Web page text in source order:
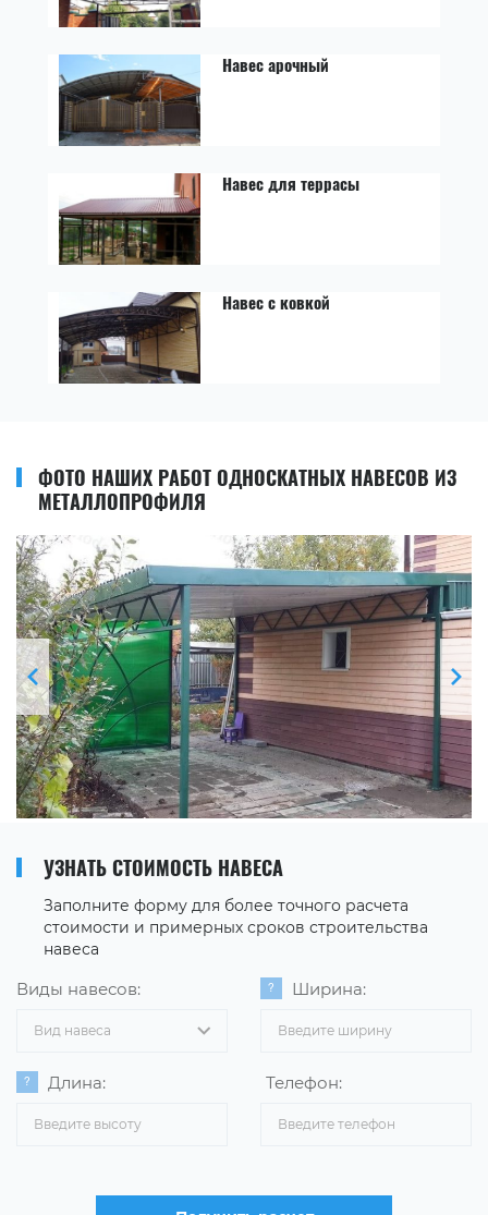
Навес арочный
Навес для террасы
Навес с ковкой
ФОТО НАШИХ РАБОТ ОДНОСКАТНЫХ НАВЕСОВ ИЗ
МЕТАЛЛОПРОФИЛЯ
УЗНАТЬ СТОИМОСТЬ НАВЕСА
Заполните форму для более точного расчета
стоимости и примерных сроков строительства
навеса
Виды навесов:
Вид навеса
Ширина:
Длина: Телефон: